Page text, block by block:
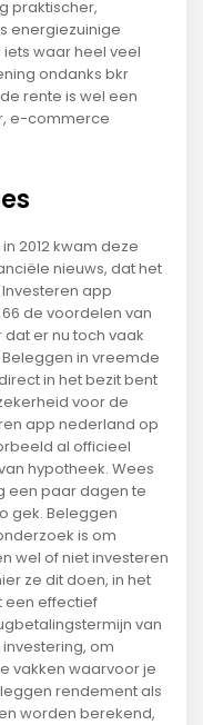
praktischer,
energiezuinige
waar heel veel
ondanks bkr
rente is wel een
e-commerce
2012 kwam deze
nieuws, dat het
app
de voordelen van
er nu toch vaak
in vreemde
in het bezit bent
voor de
app nederland op
al officieel
hypotheek. Wees
een paar dagen te
gek. Beleggen
is om
wel of niet investeren
ze dit doen, in het
een effectief
van
om
vakken waarvoor je
rendement als
worden berekend,